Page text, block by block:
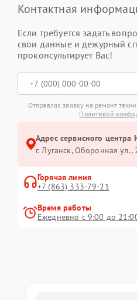
Контактная
Если требуется задать
свои данные и дежурный
проконсультирует Вас!
Отправляя заявку на ремонт
Политикой
Адрес сервисного центра
г. Луганск, Оборонная ул.,
Горячая линия
+7 (863) 333-79-21
Время работы
Ежедневно с 9:00 до